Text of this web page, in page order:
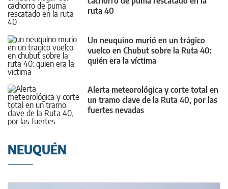
ruta 40
Un neuquino murió en un trágico
vuelco en Chubut sobre la Ruta 40:
quién era la víctima
Alerta meteorológica y corte total en
un tramo clave de la Ruta 40, por las
fuertes nevadas
NEUQUÉN